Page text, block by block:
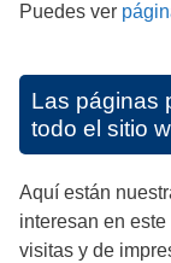
Puedes ver
Las páginas
todo el sitio
Aquí están
interesan en
visitas y de